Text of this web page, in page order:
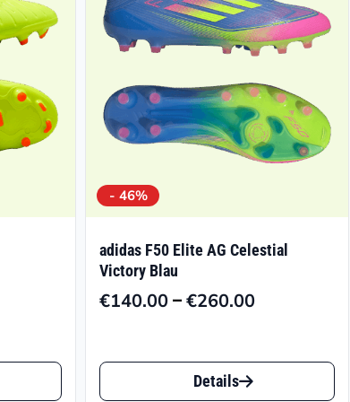
- 46%
adidas F50 Elite AG Celestial
Victory Blau
€140.00–€260.00Preisspanne:
bis
Dieses
Produkt
Details